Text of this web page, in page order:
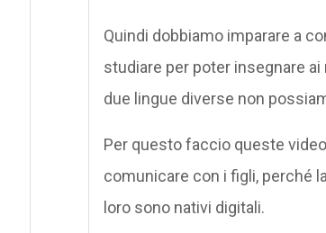
Quindi dobbiamo imparare a
studiare per poter insegnare
due lingue diverse non
Per questo faccio queste
comunicare con i figli, perché
loro sono nativi digitali.